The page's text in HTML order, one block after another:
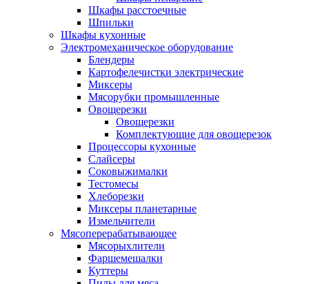
Шкафы расстоечные
Шпильки
Шкафы кухонные
Электромеханическое оборудование
Блендеры
Картофелечистки электрические
Миксеры
Мясорубки промышленные
Овощерезки
Овощерезки
Комплектующие для овощерезок
Процессоры кухонные
Слайсеры
Соковыжималки
Тестомесы
Хлеборезки
Миксеры планетарные
Измельчители
Мясоперерабатывающее
Мясорыхлители
Фаршемешалки
Куттеры